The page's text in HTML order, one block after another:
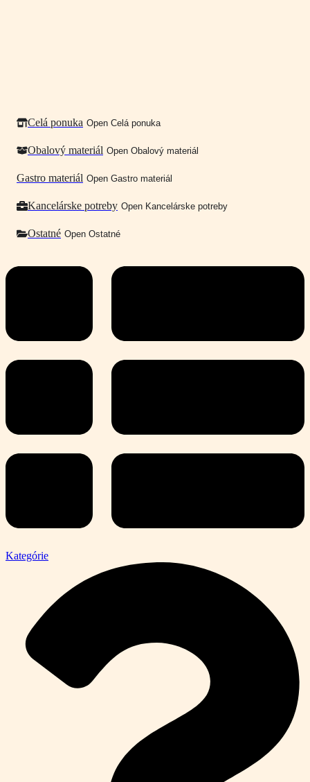
Celá ponuka Open Celá ponuka
Obalový materiál Open Obalový materiál
Gastro materiál Open Gastro materiál
Kancelárske potreby Open Kancelárske potreby
Ostatné Open Ostatné
Kategórie